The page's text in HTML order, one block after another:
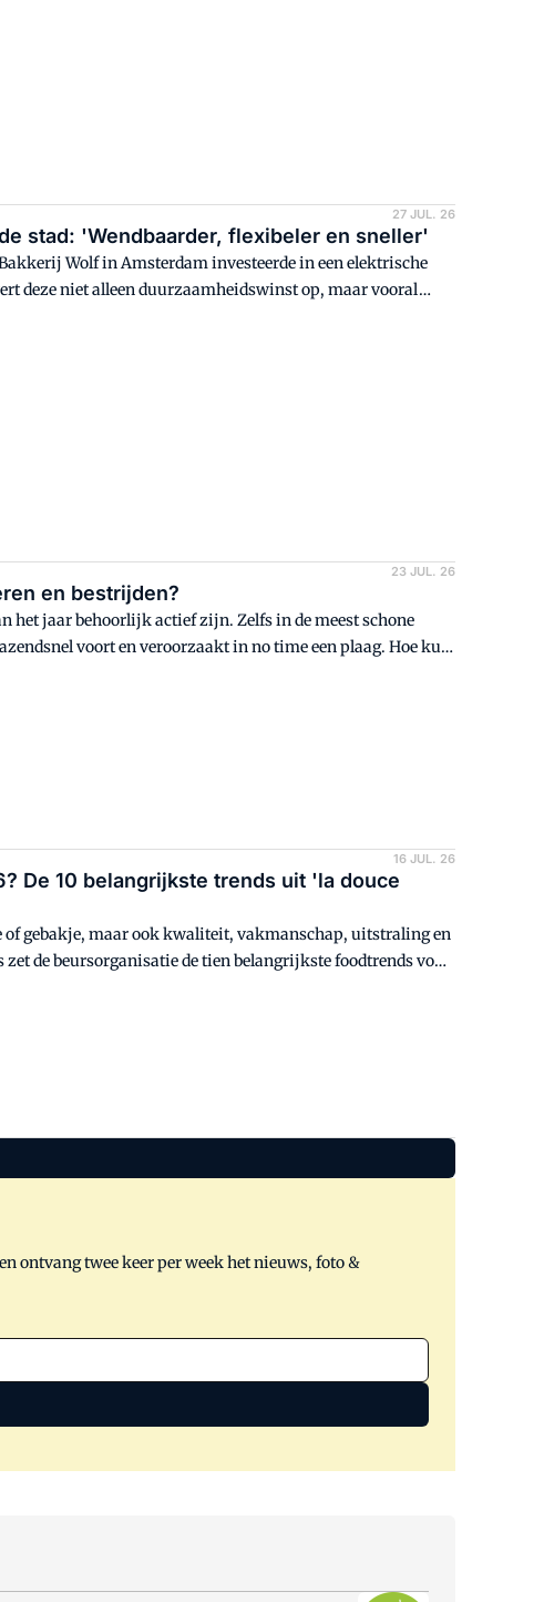
27 JUL. 26
stad: 'Wendbaarder, flexibeler en sneller'
Wolf in Amsterdam investeerde in een elektrische
deze niet alleen duurzaamheidswinst op, maar vooral
23 JUL. 26
en bestrijden?
het jaar behoorlijk actief zijn. Zelfs in de meest schone
voort en veroorzaakt in no time een plaag. Hoe kun
16 JUL. 26
De 10 belangrijkste trends uit 'la douce
of gebakje, maar ook kwaliteit, vakmanschap, uitstraling en
de beursorganisatie de tien belangrijkste foodtrends voor
ontvang twee keer per week het nieuws, foto &